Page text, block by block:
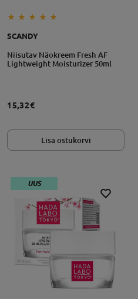
SCANDY
Niisutav Näokreem Fresh AF
Lightweight Moisturizer 50ml
15,32€
Lisa ostukorvi
UUS